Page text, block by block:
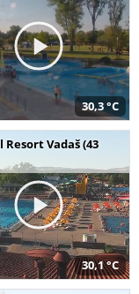
30,3 °C
Vadaš (43
30,1 °C